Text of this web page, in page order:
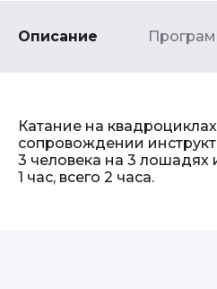
Описание
Катание на
сопровождении
3 человека на 3 лошадях
1 час, всего 2 часа.